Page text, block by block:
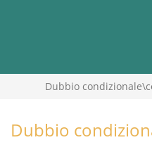
Dubbio
Dubbio